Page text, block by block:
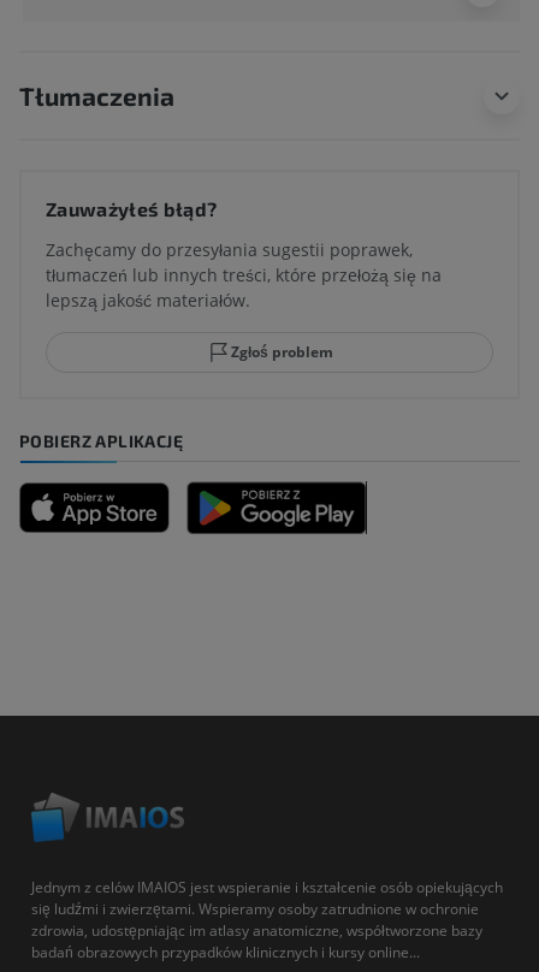
Tłumaczenia
Zauważyłeś błąd?
Zachęcamy do przesyłania sugestii poprawek,
tłumaczeń lub innych treści, które przełożą się na
lepszą jakość materiałów.
Zgłoś problem
POBIERZ APLIKACJĘ
Jednym z celów IMAIOS jest wspieranie i kształcenie osób opiekujących
się ludźmi i zwierzętami. Wspieramy osoby zatrudnione w ochronie
zdrowia, udostępniając im atlasy anatomiczne, współtworzone bazy
badań obrazowych przypadków klinicznych i kursy online...